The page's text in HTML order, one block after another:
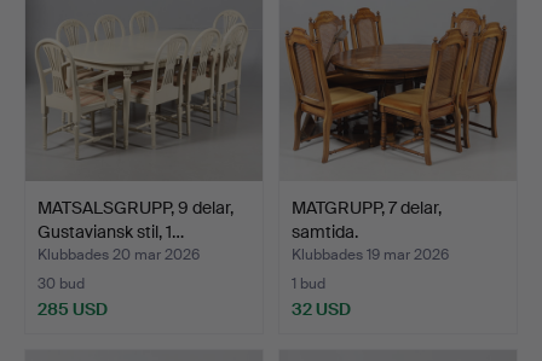
MATSALSGRUPP, 9 delar,
Gustaviansk stil, 1…
Klubbades 20 mar 2026
30 bud
285 USD
MATGRUPP, 7 delar,
samtida.
Klubbades 19 mar 2026
1 bud
32 USD